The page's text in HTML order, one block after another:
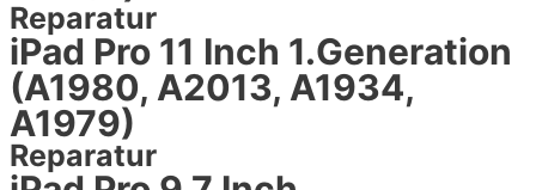
Reparatur
iPad Pro 11 Inch 1.Generation
(A1980, A2013, A1934,
A1979)
Reparatur